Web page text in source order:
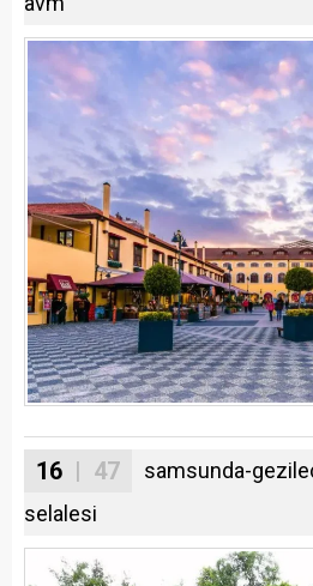
16 | 47
samsunda-
selalesi